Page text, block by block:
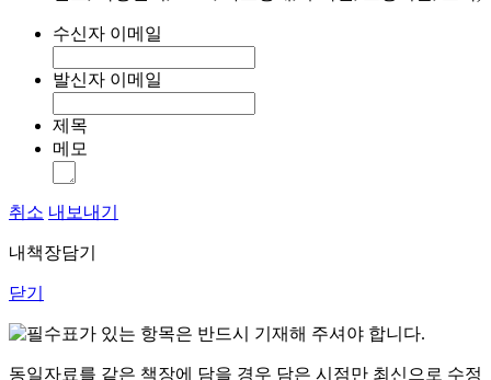
수신자 이메일
발신자 이메일
제목
메모
취소 내보내기
내책장담기
닫기
표가 있는 항목은 반드시 기재해 주셔야 합니다.
동일자료를 같은 책장에 담을 경우 담은 시점만 최신으로 수정